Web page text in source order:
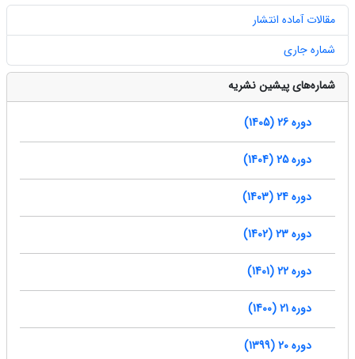
مقالات آماده انتشار
شماره جاری
شماره‌های پیشین نشریه
دوره 26 (1405)
دوره 25 (1404)
دوره 24 (1403)
دوره 23 (1402)
دوره 22 (1401)
دوره 21 (1400)
دوره 20 (1399)